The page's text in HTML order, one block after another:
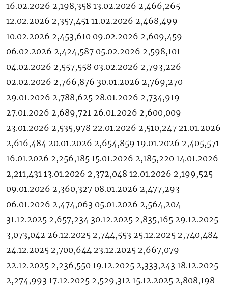
16.02.2026 2,198,358 13.02.2026 2,466,265
12.02.2026 2,357,451 11.02.2026 2,468,499
10.02.2026 2,453,610 09.02.2026 2,609,459
06.02.2026 2,424,587 05.02.2026 2,598,101
04.02.2026 2,557,558 03.02.2026 2,793,226
02.02.2026 2,766,876 30.01.2026 2,769,270
29.01.2026 2,788,625 28.01.2026 2,734,919
27.01.2026 2,689,721 26.01.2026 2,600,009
23.01.2026 2,535,978 22.01.2026 2,510,247 21.01.2026
2,616,484 20.01.2026 2,654,859 19.01.2026 2,405,571
16.01.2026 2,256,185 15.01.2026 2,185,220 14.01.2026
2,211,431 13.01.2026 2,372,048 12.01.2026 2,199,525
09.01.2026 2,360,327 08.01.2026 2,477,293
06.01.2026 2,474,063 05.01.2026 2,564,204
31.12.2025 2,657,234 30.12.2025 2,835,165 29.12.2025
3,073,042 26.12.2025 2,744,553 25.12.2025 2,740,484
24.12.2025 2,700,644 23.12.2025 2,667,079
22.12.2025 2,236,550 19.12.2025 2,333,243 18.12.2025
2,274,993 17.12.2025 2,529,312 15.12.2025 2,808,198